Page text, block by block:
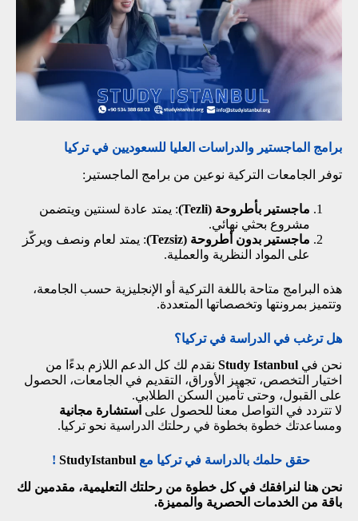
برامج الماجستير والدراسات العليا للسعوديين في تركيا
توفر الجامعات التركية نوعين من برامج الماجستير:
ماجستير بأطروحة (Tezli)
: يمتد عادة لسنتين ويتضمن
مشروع بحثي نهائي.
ماجستير بدون أطروحة (Tezsiz)
: يمتد لعام ونصف ويركّز
على المواد النظرية والعملية.
هذه البرامج متاحة باللغة التركية أو الإنجليزية حسب الجامعة،
وتتميز بمرونتها وتخصصاتها المتعددة.
هل ترغب في الدراسة في تركيا؟
نحن في Study Istanbul نقدم لك كل الدعم اللازم بدءًا من
اختيار التخصص، تجهيز الأوراق، التقديم في الجامعات، الحصول
على القبول، وحتى تأمين السكن الطلابي.
لا تتردد في التواصل معنا للحصول على استشارة مجانية
ومساعدتك خطوة بخطوة في رحلتك الدراسية نحو تركيا.
حقق حلمك بالدراسة في تركيا معStudyIstanbul
!
نحن هنا لنرافقك في كل خطوة من رحلتك التعليمية، مقدمين لك
باقة من الخدمات الحصرية والمميزة.